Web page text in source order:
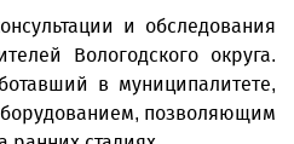
и обследования
Вологодского округа.
в муниципалитете,
позволяющим